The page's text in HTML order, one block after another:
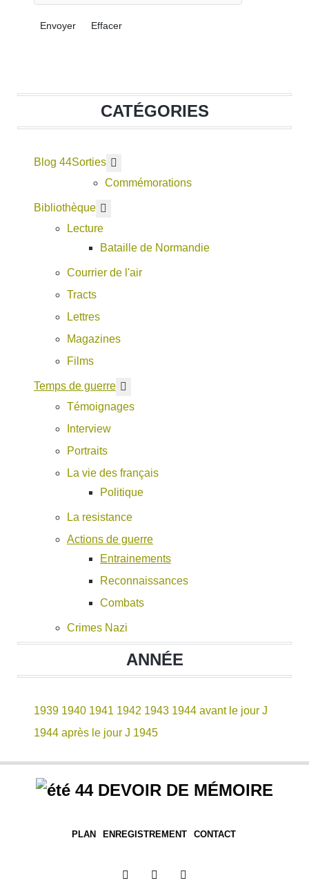
Envoyer Effacer
CATÉGORIES
Blog 44Sorties
Commémorations
Bibliothèque
Lecture
Bataille de Normandie
Courrier de l'air
Tracts
Lettres
Magazines
Films
Temps de guerre
Témoignages
Interview
Portraits
La vie des français
Politique
La resistance
Actions de guerre
Entrainements
Reconnaissances
Combats
Crimes Nazi
ANNÉE
1939 1940 1941 1942 1943 1944 avant le jour J
1944 après le jour J 1945
DEVOIR DE MÉMOIRE
PLAN ENREGISTREMENT CONTACT